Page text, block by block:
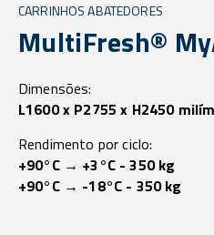
CARRINHOS ABATEDORES
MultiFresh®
Dimensões:
L1600 x P2755 x H2450
Rendimento por ciclo:
+90°C → +3°C - 350 kg
+90°C → -18°C - 350 kg